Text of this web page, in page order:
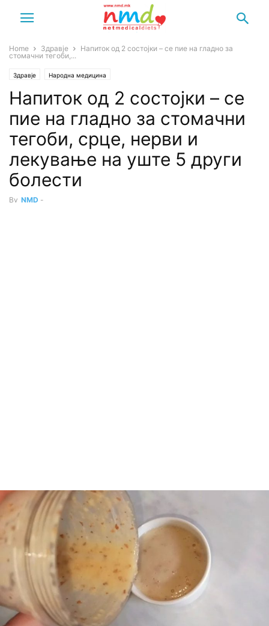
Home Здравје
Напиток од 2 состојки – се пие на гладно за
стомачни тегоби,...
Здравје Народна медицина
Напиток од 2 состојки – се
пие на гладно за стомачни
тегоби, срце, нерви и
лекување на уште 5 други
болести
By NMD -